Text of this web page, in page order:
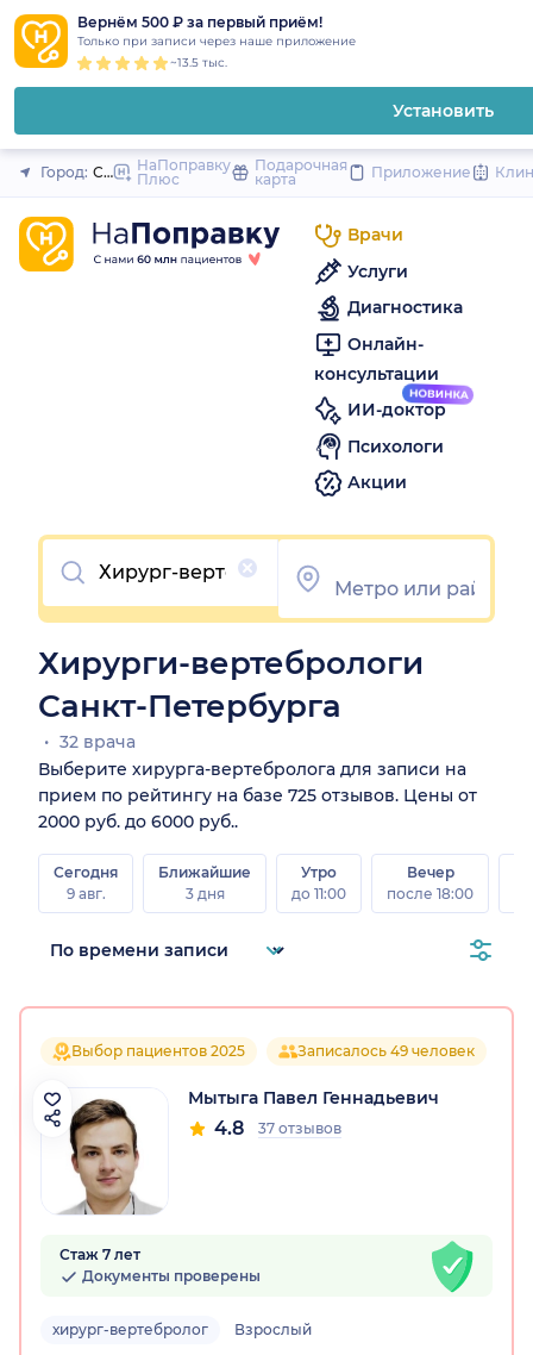
Вернём 500 ₽ за первый приём!
Только при записи через наше приложение
~13.5 тыс.
Установить
Закрыть
Город: Санкт-Петербург
НаПоправку
Плюс
Подарочная
карта
Приложение
Врачи
Услуги
Диагностика
Онлайн-
консультации
ИИ-доктор
Психологи
Акции
Очистить
Хирурги-вертебрологи
Санкт-Петербурга
32 врача
Выберите хирурга-вертебролога для записи на
прием по рейтингу на базе 725 отзывов. Цены от
2000 руб. до 6000 руб..
Сегодня
9 авг.
Ближайшие
3 дня
Утро
до 11:00
Вечер
после 18:00
Выбор пациентов 2025 Записалось 49 человек
Мытыга Павел Геннадьевич
4.8 37 отзывов
Стаж 7 лет
Документы проверены
хирург-вертебролог Взрослый